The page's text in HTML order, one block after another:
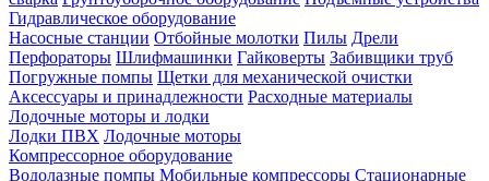
Гидравлическое оборудование
Насосные станции Отбойные молотки Пилы Дрели
Перфораторы Шлифмашинки Гайковерты Забивщики труб
Погружные помпы Щетки для механической очистки
Аксессуары и принадлежности Расходные материалы
Лодочные моторы и лодки
Лодки ПВХ Лодочные моторы
Компрессорное оборудование
Водолазные помпы Мобильные компрессоры Стационарные